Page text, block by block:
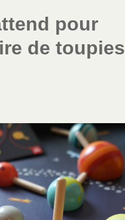
pour
de toupies